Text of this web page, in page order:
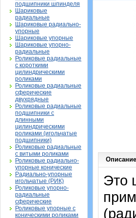
подшипники шпинделя
Шариковые
радиальные
Шариковые радиально-
упорные
Шариковые упорные
Шариковые упорно-
радиальные
Роликовые радиальные
с короткими
цилиндрическими
роликами
Роликовые радиальные
сферические
двухрядные
Роликовые радиальные
подшипники с
длинными
цилиндрическими
роликами (игольчатые
подшипники)
Роликовые радиальные
с витыми роликами
Роликовые радиально-
упорные конические
Радиально-упорные
игольчатые (РИК)
Роликовые упорно-
радиальные
сферические
Роликовые упорные с
коническими роликами
Описание
Это